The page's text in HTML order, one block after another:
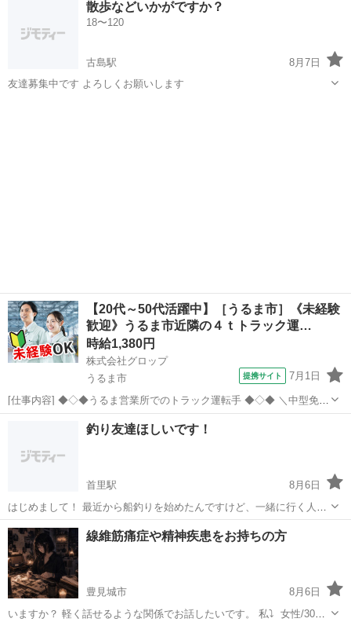
メッセージから こちら20代です
散歩などいかがですか？
18〜120
古島駅
8月7日
友達募集中です よろしくお願いします
【20代～50代活躍中】［うるま市］《未経験
歓迎》うるま市近隣の４ｔトラック運…
時給1,380円
株式会社グロップ
うるま市
提携サイト 7月1日
[仕事内容] ◆◇◆うるま営業所でのトラック運転手 ◆◇◆ ＼中型免許
保持者！うるま市勝連南風原／ 約5,700坪の敷地面積に約1,500坪の保
管スペース、通常の倉庫保管、配送に対応した 国内貨物の 取扱いの
他、輸出、輸...
うるま市 ドライバー
釣り友達ほしいです！
首里駅
8月6日
はじめまして！ 最近から船釣りを始めたんですけど、一緒に行く人が
居ないので登録してみました。 人見知りなんですけど、よければ連絡
お願いします！ やってる釣り ・泳がせ釣り ・ジギング（やりたいけ
ど行く人がいない） ...
沖縄 中頭郡 首里駅 釣り
線維筋痛症や精神疾患をお持ちの方
豊見城市
8月6日
いますか？ 軽く話せるような関係でお話したいです。 私⤵︎ ︎ 女性/30代/